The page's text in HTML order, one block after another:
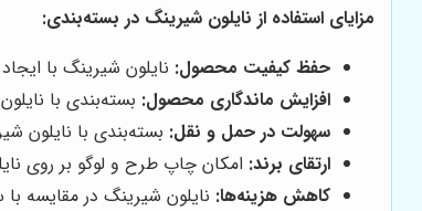
مزایای استفاده از نایلون شیرینگ در بسته‌بندی:
حفظ کیفیت محصول: نایلون شیرینگ با
افزایش ماندگاری محصول: بسته‌بندی با
سهولت در حمل و نقل: بسته‌بندی با
ارتقای برند: امکان چاپ طرح و لوگو بر روی
کاهش هزینه‌ها: نایلون شیرینگ در مقایسه